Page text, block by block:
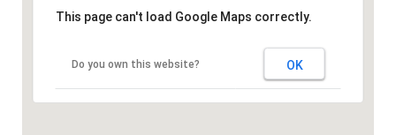
This page can't load Google Maps correctly.
Do you own this website? OK